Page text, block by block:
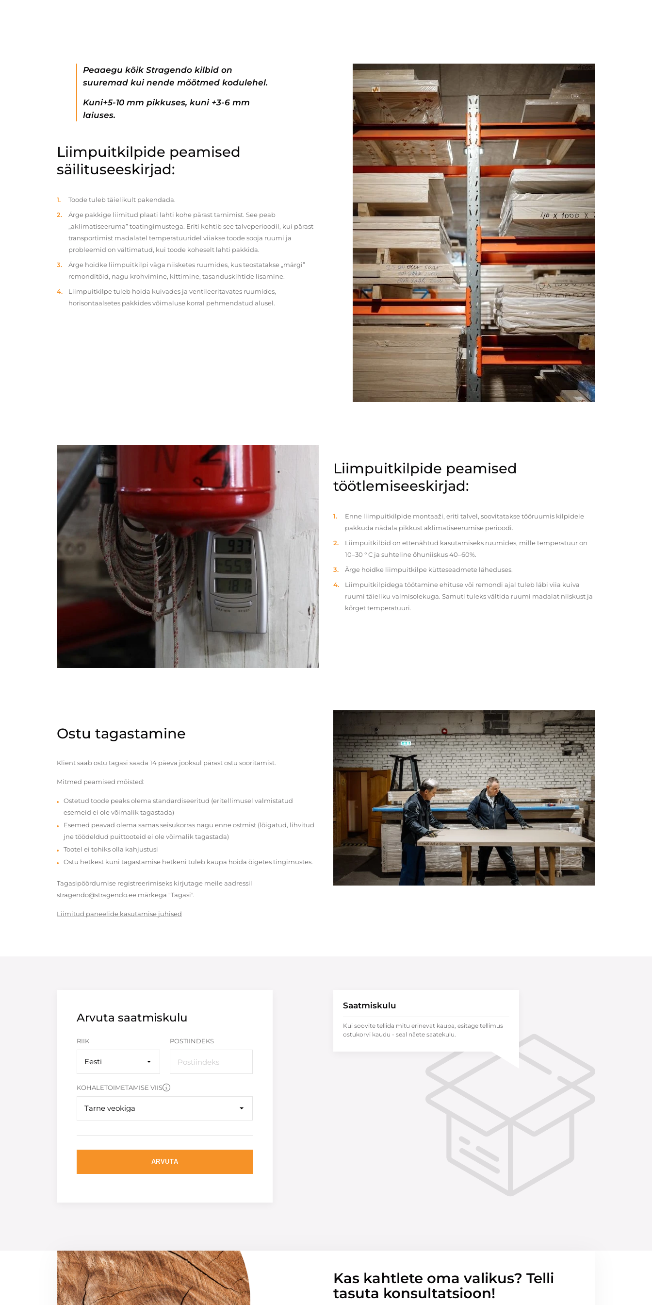
Peaaegu kõik Stragendo kilbid on
suuremad kui nende mõõtmed kodulehel.
Kuni+5-10 mm pikkuses, kuni +3-6 mm
laiuses.
Liimpuitkilpide peamised
säilituseeskirjad:
Toode tuleb täielikult pakendada.
Ärge pakkige liimitud plaati lahti kohe pärast tarnimist. See peab
„aklimatiseeruma” toatingimustega. Eriti kehtib see talveperioodil, kui pärast
transportimist madalatel temperatuuridel viiakse toode sooja ruumi ja
probleemid on vältimatud, kui toode koheselt lahti pakkida.
Ärge hoidke liimpuitkilpi väga niisketes ruumides, kus teostatakse „märgi”
remonditöid, nagu krohvimine, kittimine, tasanduskihtide lisamine.
Liimpuitkilpe tuleb hoida kuivades ja ventileeritavates ruumides,
horisontaalsetes pakkides võimaluse korral pehmendatud alusel.
Liimpuitkilpide peamised
töötlemiseeskirjad:
Enne liimpuitkilpide montaaži, eriti talvel, soovitatakse tööruumis kilpidele
pakkuda nädala pikkust aklimatiseerumise perioodi.
Liimpuitkilbid on ettenähtud kasutamiseks ruumides, mille temperatuur on
10–30 ° C ja suhteline õhuniiskus 40–60%.
Ärge hoidke liimpuitkilpe kütteseadmete läheduses.
Liimpuitkilpidega töötamine ehituse või remondi ajal tuleb läbi viia kuiva
ruumi täieliku valmisolekuga. Samuti tuleks vältida ruumi madalat niiskust ja
kõrget temperatuuri.
Ostu tagastamine
Klient saab ostu tagasi saada 14 päeva jooksul pärast ostu sooritamist.
Mitmed peamised mõisted:
Ostetud toode peaks olema standardiseeritud (eritellimusel valmistatud
esemeid ei ole võimalik tagastada)
Esemed peavad olema samas seisukorras nagu enne ostmist (lõigatud, lihvitud
jne töödeldud puittooteid ei ole võimalik tagastada)
Tootel ei tohiks olla kahjustusi
Ostu hetkest kuni tagastamise hetkeni tuleb kaupa hoida õigetes tingimustes.
Tagasipöördumise registreerimiseks kirjutage meile aadressil
stragendo@stragendo.ee märkega "Tagasi".
Liimitud paneelide kasutamise juhised
Arvuta saatmiskulu
RIIK
Eesti
POSTIINDEKS
KOHALETOIMETAMISE VIIS
Tarne veokiga
ARVUTA
Saatmiskulu
Kui soovite tellida mitu erinevat kaupa, esitage tellimus
ostukorvi kaudu - seal näete saatekulu.
Kas kahtlete oma valikus? Telli
tasuta konsultatsioon!